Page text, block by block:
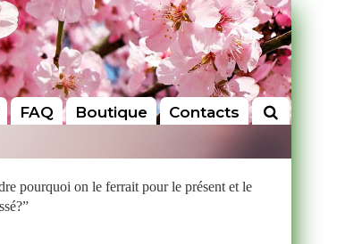
FAQ Boutique Contacts
pourquoi on le ferrait pour le présent et le